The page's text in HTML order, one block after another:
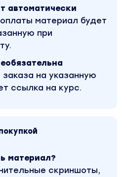
в сториз
автоматически
материал будет
при
на указанную
ссылка на курс.
материал?
скриншоты,